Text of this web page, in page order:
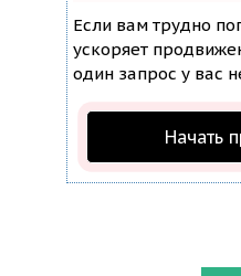
Если вам трудно
ускоряет
один запрос у вас
Начать